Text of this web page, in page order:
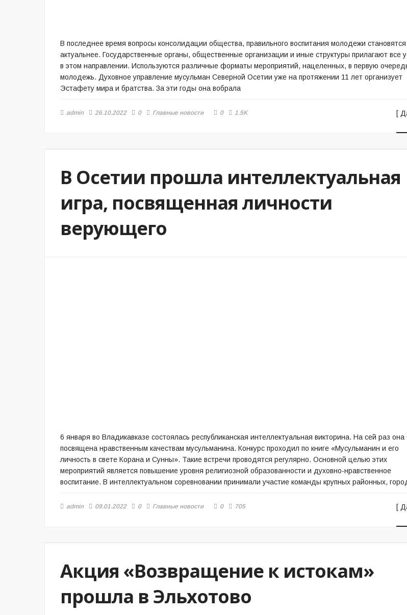
В последнее время вопросы консолидации общества, правильного воспитания молодежи становятся
актуальнее. Государственные органы, общественные организации и иные структуры прилагают все
в этом направлении. Используются различные форматы мероприятий, нацеленных, в первую
молодежь. Духовное управление мусульман Северной Осетии уже на протяжении 11 лет организует
Эстафету мира и братства. За эти годы она вобрала
admin 26.10.2022 0 Главные новости 0 1.5K [
В Осетии прошла интеллектуальная
игра, посвященная личности
верующего
6 января во Владикавказе состоялась республиканская интеллектуальная викторина. На сей раз
посвящена нравственным качествам мусульманина. Конкурс проходил по книге «Мусульманин и его
личность в свете Корана и Сунны». Такие встречи проводятся регулярно. Основной целью этих
мероприятий является повышение уровня религиозной образованности и духовно-нравственное
воспитание. В интеллектуальном соревновании принимали участие команды крупных районных,
admin 09.01.2022 0 Главные новости 0 705 [
Акция «Возвращение к истокам»
прошла в Эльхотово